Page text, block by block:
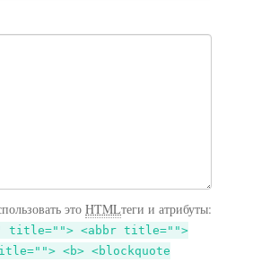
это HTMLтеги и атрибуты:
title=""> <abbr title="">
<b> <blockquote